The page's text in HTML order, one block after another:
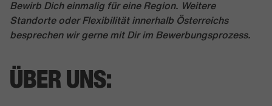
Bewirb Dich einmalig für eine Region. Weitere
Standorte oder Flexibilität innerhalb Österreichs
besprechen wir gerne mit Dir im Bewerbungsprozess.
ÜBER UNS: